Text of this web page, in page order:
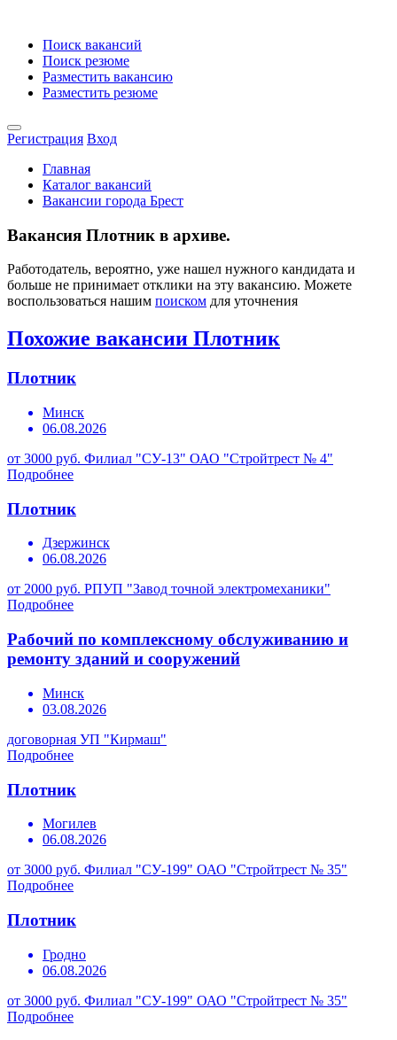
Поиск вакансий
Поиск резюме
Разместить вакансию
Разместить резюме
Регистрация Вход
Главная
Каталог вакансий
Вакансии города Брест
Вакансия Плотник в архиве.
Работодатель, вероятно, уже нашел нужного кандидата и
больше не принимает отклики на эту вакансию. Можете
воспользоваться нашим поиском для уточнения
Похожие вакансии Плотник
Плотник
Минск
06.08.2026
от 3000 руб. Филиал "СУ-13" ОАО "Стройтрест № 4"
Подробнее
Плотник
Дзержинск
06.08.2026
от 2000 руб. РПУП "Завод точной электромеханики"
Подробнее
Рабочий по комплексному обслуживанию и
ремонту зданий и сооружений
Минск
03.08.2026
договорная УП "Кирмаш"
Подробнее
Плотник
Могилев
06.08.2026
от 3000 руб. Филиал "СУ-199" ОАО "Стройтрест № 35"
Подробнее
Плотник
Гродно
06.08.2026
от 3000 руб. Филиал "СУ-199" ОАО "Стройтрест № 35"
Подробнее